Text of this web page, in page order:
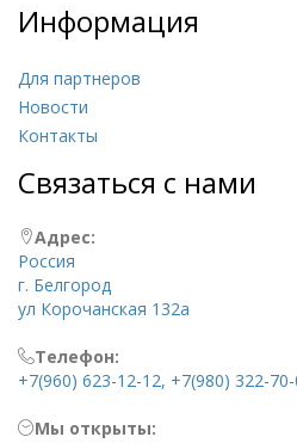
Информация
Для партнеров
Новости
Контакты
Связаться с нами
Адрес:
Россия
г. Белгород
ул Корочанская 132а
Телефон:
+7(960) 623-12-12, +7(980) 322-
Мы открыты: